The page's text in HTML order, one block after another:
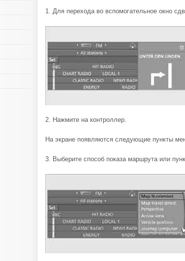
1. Для перехода во вспомогательное окно
2. Нажмите на контроллер.
На экране появляются следующие пункты
3. Выберите способ показа маршрута или